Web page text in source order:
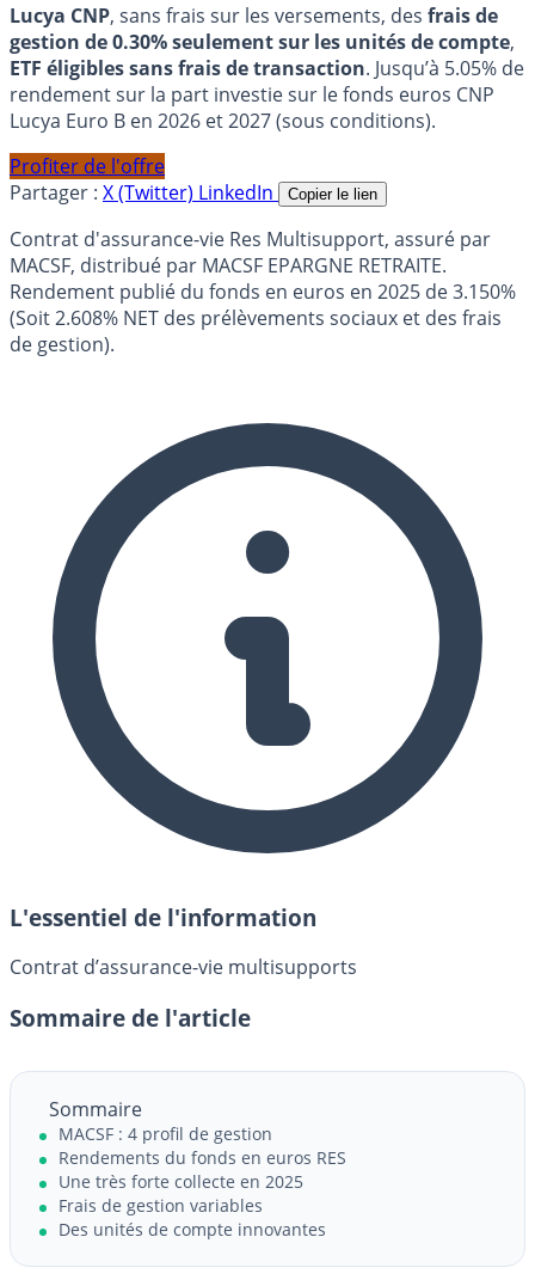
Lucya CNP, sans frais sur les versements, des frais de
gestion de 0.30% seulement sur les unités de compte,
ETF éligibles sans frais de transaction. Jusqu’à 5.05% de
rendement sur la part investie sur le fonds euros CNP
Lucya Euro B en 2026 et 2027 (sous conditions).
Profiter de l'offre
Partager : X (Twitter) LinkedIn Copier le lien
Contrat d'assurance-vie Res Multisupport, assuré par
MACSF, distribué par MACSF EPARGNE RETRAITE.
Rendement publié du fonds en euros en 2025 de 3.150%
(Soit 2.608% NET des prélèvements sociaux et des frais
de gestion).
L'essentiel de l'information
Contrat d’assurance-vie multisupports
Sommaire de l'article
Sommaire
MACSF : 4 profil de gestion
Rendements du fonds en euros RES
Une très forte collecte en 2025
Frais de gestion variables
Des unités de compte innovantes